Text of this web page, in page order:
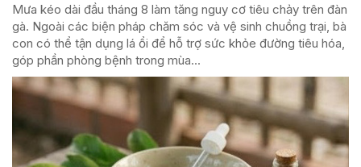
Mưa kéo dài đầu tháng 8 làm tăng nguy cơ tiêu chảy trên đàn
gà. Ngoài các biện pháp chăm sóc và vệ sinh chuồng trại, bà
con có thể tận dụng lá ổi để hỗ trợ sức khỏe đường tiêu hóa,
góp phần phòng bệnh trong mùa...